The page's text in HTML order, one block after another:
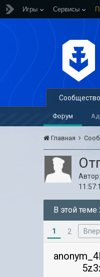
Игры Сервисы
Сообщество
Форум
Главная
В этой
1 2